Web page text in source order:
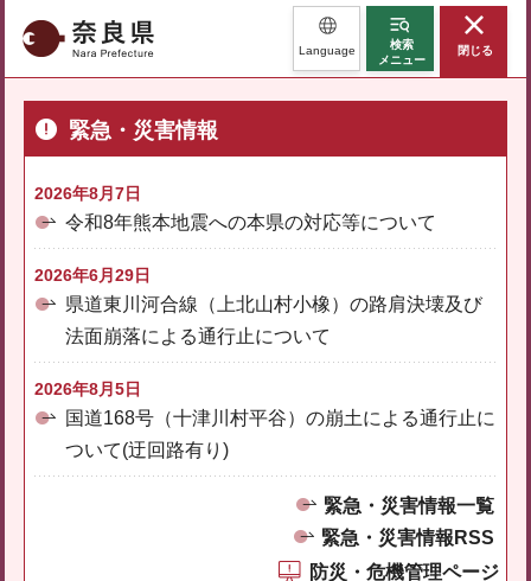
奈良県 Language
検索
メニュー
閉じる
緊急・災害情報
2026年8月7日
令和8年熊本地震への本県の対応等について
2026年6月29日
県道東川河合線（上北山村小橡）の路肩決壊及び
法面崩落による通行止について
2026年8月5日
国道168号（十津川村平谷）の崩土による通行止に
ついて(迂回路有り)
緊急・災害情報一覧
緊急・災害情報RSS
防災・危機管理ページ